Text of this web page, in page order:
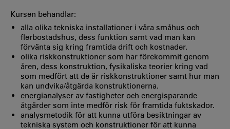
Kursen behandlar:
alla olika tekniska installationer i våra småhus och
flerbostadshus, dess funktion samt vad man kan
förvänta sig kring framtida drift och kostnader.
olika riskkonstruktioner som har förekommit genom
åren, dess konstruktion, fysikaliska teorier kring vad
som medfört att de är riskkonstruktioner samt hur man
kan undvika/åtgärda konstruktionerna.
energianalyser av fastigheter och energisparande
åtgärder som inte medför risk för framtida fuktskador.
analysmetodik för att kunna utföra besiktningar av
tekniska system och konstruktioner för att kunna